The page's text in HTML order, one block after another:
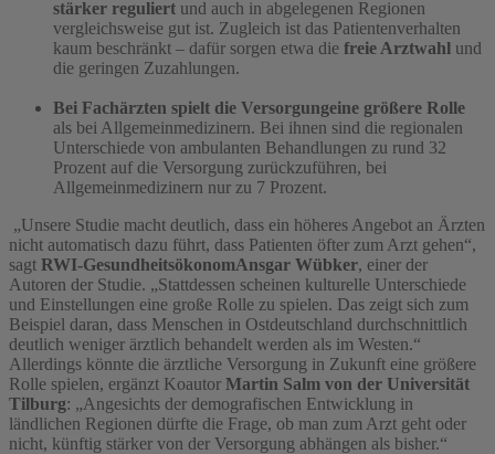
stärker reguliert und auch in abgelegenen Regionen
vergleichsweise gut ist. Zugleich ist das Patientenverhalten
kaum beschränkt – dafür sorgen etwa die freie Arztwahl und
die geringen Zuzahlungen.
Bei Fachärzten spielt die Versorgungeine größere Rolle
als bei Allgemeinmedizinern. Bei ihnen sind die regionalen
Unterschiede von ambulanten Behandlungen zu rund 32
Prozent auf die Versorgung zurückzuführen, bei
Allgemeinmedizinern nur zu 7 Prozent.
„Unsere Studie macht deutlich, dass ein höheres Angebot an Ärzten
nicht automatisch dazu führt, dass Patienten öfter zum Arzt gehen“,
sagt RWI-GesundheitsökonomAnsgar Wübker, einer der
Autoren der Studie. „Stattdessen scheinen kulturelle Unterschiede
und Einstellungen eine große Rolle zu spielen. Das zeigt sich zum
Beispiel daran, dass Menschen in Ostdeutschland durchschnittlich
deutlich weniger ärztlich behandelt werden als im Westen.“
Allerdings könnte die ärztliche Versorgung in Zukunft eine größere
Rolle spielen, ergänzt Koautor Martin Salm von der Universität
Tilburg: „Angesichts der demografischen Entwicklung in
ländlichen Regionen dürfte die Frage, ob man zum Arzt geht oder
nicht, künftig stärker von der Versorgung abhängen als bisher.“